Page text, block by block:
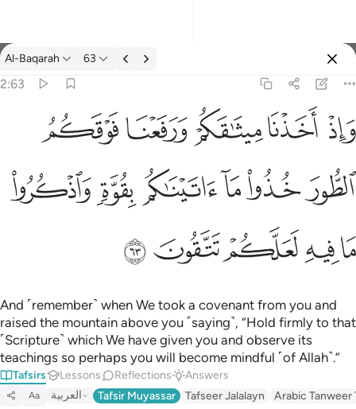
Tafsir: Al-Baqarah 2:63
Al-Baqarah 63
2:63
فوقكم الطور خذوا ما اتيناكم بقوة واذكروا ما فيه لعلكم تتقون ٦٣
ٱلطُّورَ خُذُوا۟ مَآ ءَاتَيْنَـٰكُم بِقُوَّةٍۢ وَٱذْكُرُوا۟ مَا فِيهِ لَعَلَّكُمْ تَتَّقُونَ ٦٣ﱚ ﱛﱜﱝﱞ
ﱟﱠﱡﱢ ﱣﱤ
ﱥﱦﱧﱨﱩ
And ˹remember˺ when We took a covenant from you and
raised the mountain above you ˹saying˺, “Hold firmly to that
˹Scripture˺ which We have given you and observe its
teachings so perhaps you will become mindful ˹of Allah˺.”
Tafsirs Lessons Reflections Answers
Aa العربية Tafsir Muyassar Tafseer Jalalayn Arabic Tanweer